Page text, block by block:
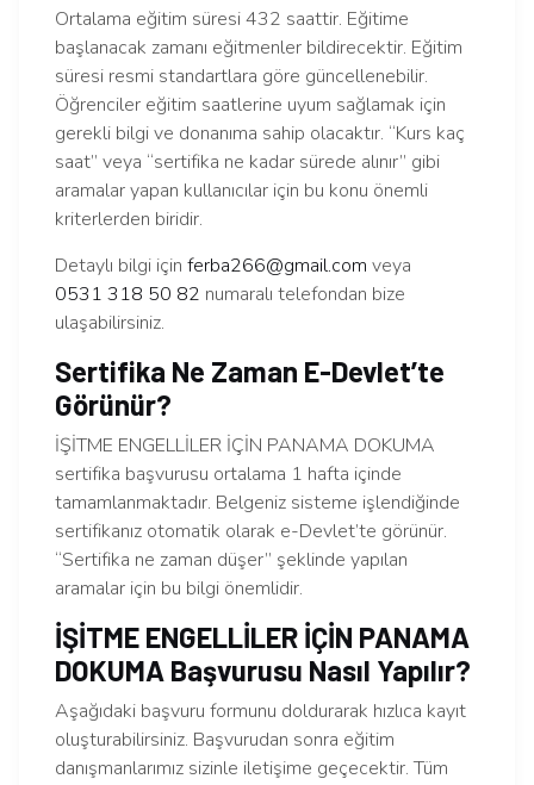
Ortalama eğitim süresi 432 saattir. Eğitime
başlanacak zamanı eğitmenler bildirecektir. Eğitim
süresi resmi standartlara göre güncellenebilir.
Öğrenciler eğitim saatlerine uyum sağlamak için
gerekli bilgi ve donanıma sahip olacaktır. “Kurs kaç
saat” veya “sertifika ne kadar sürede alınır” gibi
aramalar yapan kullanıcılar için bu konu önemli
kriterlerden biridir.
Detaylı bilgi için ferba266@gmail.com veya
0531 318 50 82 numaralı telefondan bize
ulaşabilirsiniz.
Sertifika Ne Zaman E-Devlet’te
Görünür?
İŞİTME ENGELLİLER İÇİN PANAMA DOKUMA
sertifika başvurusu ortalama 1 hafta içinde
tamamlanmaktadır. Belgeniz sisteme işlendiğinde
sertifikanız otomatik olarak e-Devlet’te görünür.
“Sertifika ne zaman düşer” şeklinde yapılan
aramalar için bu bilgi önemlidir.
İŞİTME ENGELLİLER İÇİN PANAMA
DOKUMA Başvurusu Nasıl Yapılır?
Aşağıdaki başvuru formunu doldurarak hızlıca kayıt
oluşturabilirsiniz. Başvurudan sonra eğitim
danışmanlarımız sizinle iletişime geçecektir. Tüm